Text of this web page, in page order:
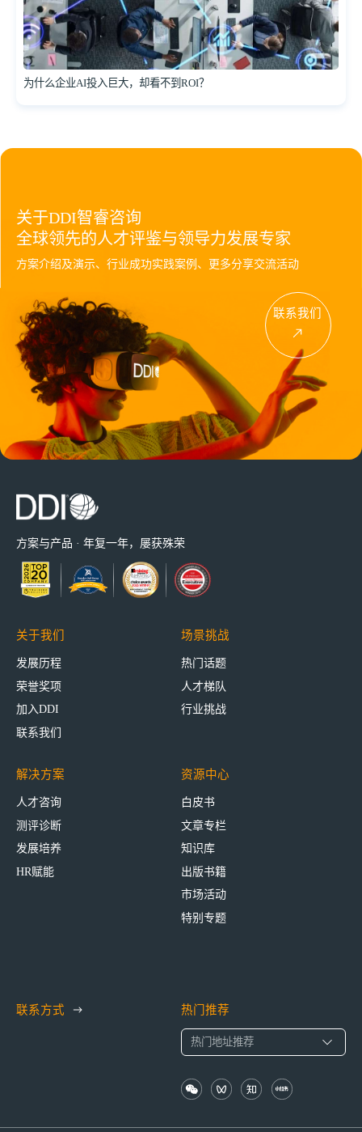
为什么企业AI投入巨大，却看不到ROI？
关于DDI智睿咨询
全球领先的人才评鉴与领导力发展专家
方案介绍及演示、行业成功实践案例、更多分享交流活动
联系我们
方案与产品 · 年复一年，屡获殊荣
关于我们
发展历程
荣誉奖项
加入DDI
联系我们
场景挑战
热门话题
人才梯队
行业挑战
解决方案
人才咨询
测评诊断
发展培养
HR赋能
资源中心
白皮书
文章专栏
知识库
出版书籍
市场活动
特别专题
联系方式 热门推荐